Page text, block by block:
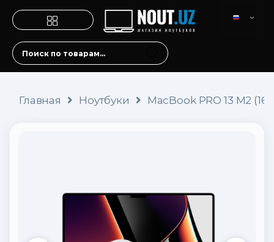
Главная Ноутбуки MacBook PRO 13 M2